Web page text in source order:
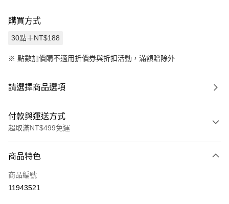
購買方式
30點＋NT$188
※ 點數加價購不適用折價券與折扣活動，滿額贈除外
請選擇商品選項
付款與運送方式
超取滿NT$499免運
信用卡一次付款
超商取貨付款
商品特色
商品編號
11943521